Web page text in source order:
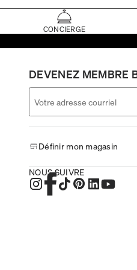
CONCIERGE
DEVENEZ MEMBRE
Définir mon magasin
NOUS SUIVRE